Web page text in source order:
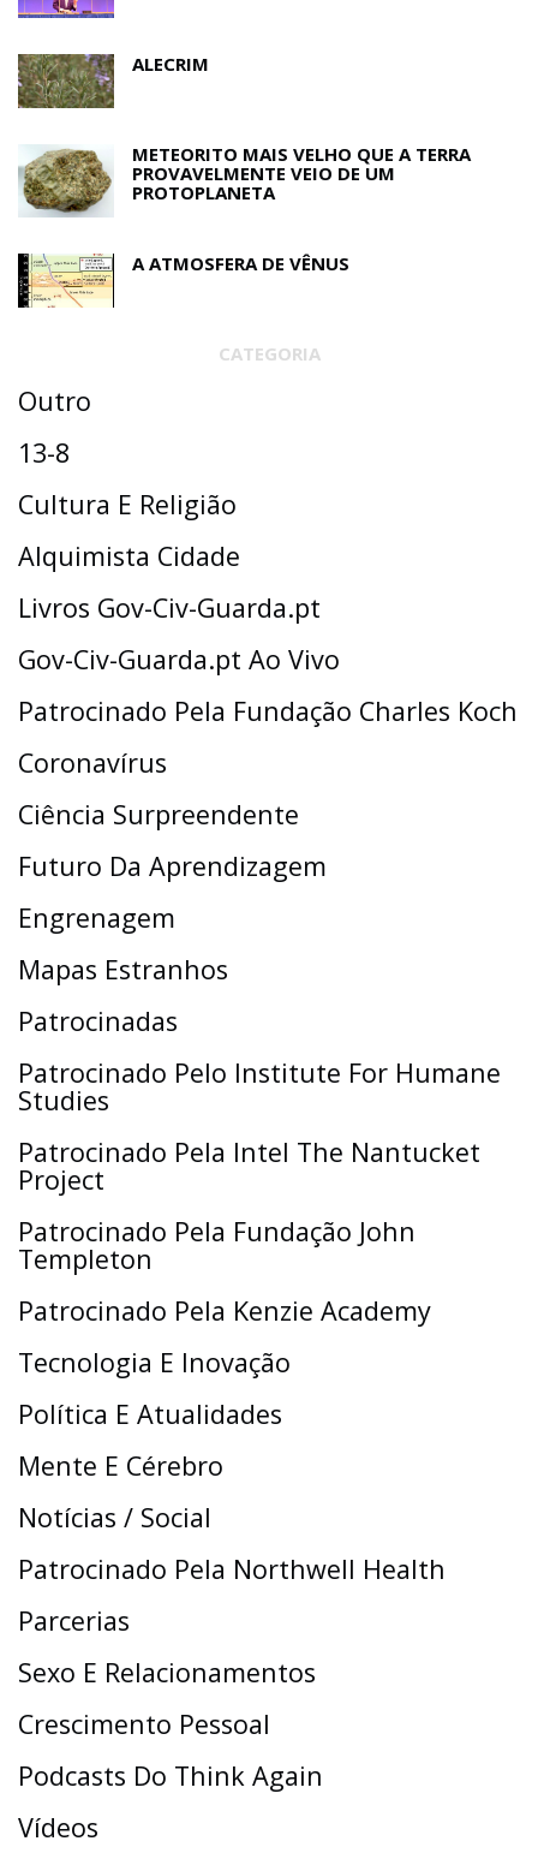
ALECRIM
METEORITO MAIS VELHO QUE A TERRA
PROVAVELMENTE VEIO DE UM
PROTOPLANETA
A ATMOSFERA DE VÊNUS
CATEGORIA
Outro
13-8
Cultura E Religião
Alquimista Cidade
Livros Gov-Civ-Guarda.pt
Gov-Civ-Guarda.pt Ao Vivo
Patrocinado Pela Fundação Charles Koch
Coronavírus
Ciência Surpreendente
Futuro Da Aprendizagem
Engrenagem
Mapas Estranhos
Patrocinadas
Patrocinado Pelo Institute For Humane
Studies
Patrocinado Pela Intel The Nantucket
Project
Patrocinado Pela Fundação John
Templeton
Patrocinado Pela Kenzie Academy
Tecnologia E Inovação
Política E Atualidades
Mente E Cérebro
Notícias / Social
Patrocinado Pela Northwell Health
Parcerias
Sexo E Relacionamentos
Crescimento Pessoal
Podcasts Do Think Again
Vídeos